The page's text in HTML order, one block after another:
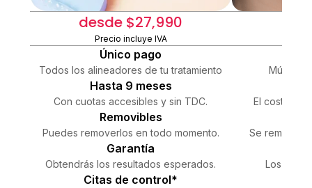
desde $27,990
Precio incluye IVA
Único pago
Todos los alineadores de tu tratamiento
Hasta 9 meses
Con cuotas accesibles y sin TDC.
Removibles
Puedes removerlos en todo momento.
Garantía
Obtendrás los resultados esperados.
Citas de control*
El costo
Se
Los